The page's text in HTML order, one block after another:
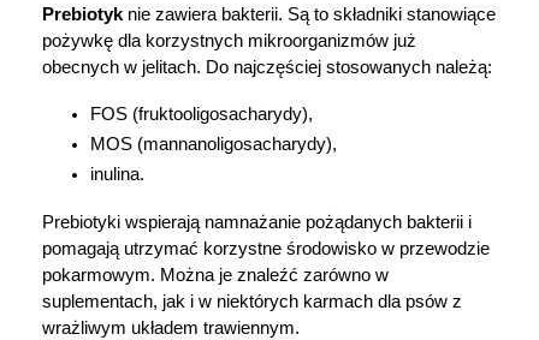
Prebiotyk nie zawiera bakterii. Są to składniki stanowiące
pożywkę dla korzystnych mikroorganizmów już
obecnych w jelitach. Do najczęściej stosowanych należą:
FOS (fruktooligosacharydy),
MOS (mannanoligosacharydy),
inulina.
Prebiotyki wspierają namnażanie pożądanych bakterii i
pomagają utrzymać korzystne środowisko w przewodzie
pokarmowym. Można je znaleźć zarówno w
suplementach, jak i w niektórych karmach dla psów z
wrażliwym układem trawiennym.